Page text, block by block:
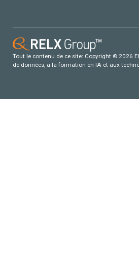
Tout le contenu de ce site: Copyright © 2026
de données, a la formation en IA et aux